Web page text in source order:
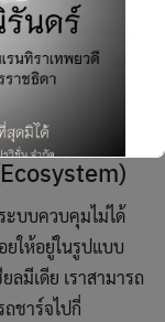
ลางวันจะถูกเก็บ
เพื่อชาร์จรถใน
พลังงาน
บบควบคุมไม่ได้
ยให้อยู่ในรูปแบบ
มีเดีย เราสามารถ
ชาร์จไปกี่